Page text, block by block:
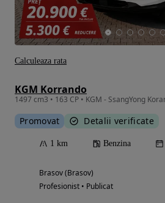
KGM Korrando
Promovat Detalii verificate
1 km Benzina
Brasov (Brasov)
Profesionist • Publicat
Calculeaza rata